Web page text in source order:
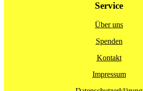
Service
Über uns
Spenden
Kontakt
Impressum